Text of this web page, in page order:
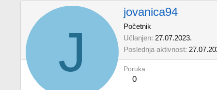
J
jovanica94
Početnik
Učlanjen 27.07.2023.
Poslednja aktivnost
Poruka
0